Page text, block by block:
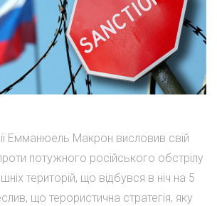
Емманюель Макрон висловив свій
потужного російського обстрілу
територій, що відбувся в ніч на 5
що терористична стратегія, яку